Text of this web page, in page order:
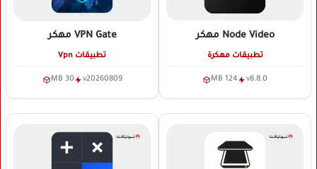
Node Video مهكر
تطبيقات مهكرة
v8.8.0
124 MB
VPN Gate مهكر
تطبيقات Vpn
v20260809
30 MB